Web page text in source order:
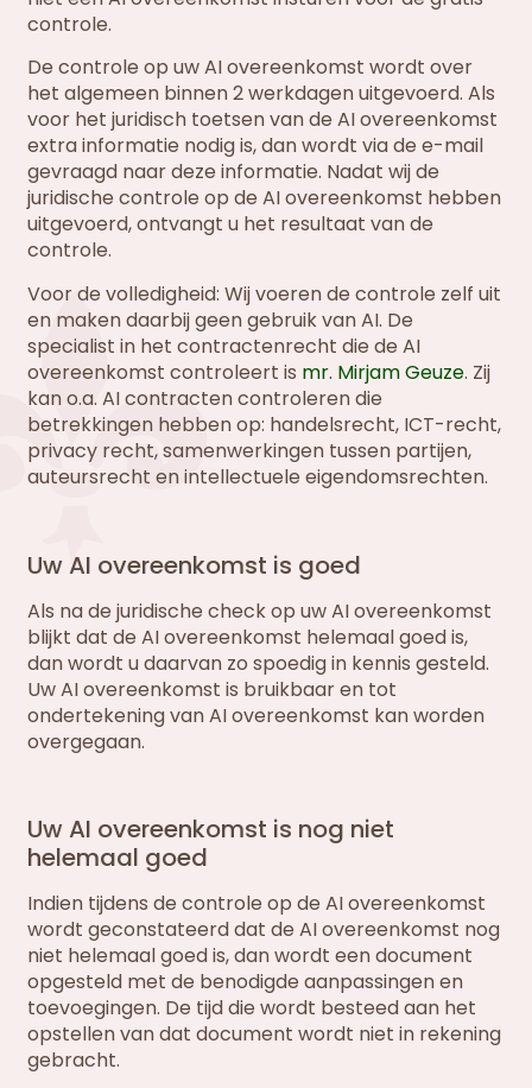
controle.
De controle op uw AI overeenkomst wordt over
het algemeen binnen 2 werkdagen uitgevoerd. Als
voor het juridisch toetsen van de AI overeenkomst
extra informatie nodig is, dan wordt via de e-mail
gevraagd naar deze informatie. Nadat wij de
juridische controle op de AI overeenkomst hebben
uitgevoerd, ontvangt u het resultaat van de
controle.
Voor de volledigheid: Wij voeren de controle zelf uit
en maken daarbij geen gebruik van AI. De
specialist in het contractenrecht die de AI
overeenkomst controleert is mr. Mirjam Geuze. Zij
kan o.a. AI contracten controleren die
betrekkingen hebben op: handelsrecht, ICT-recht,
privacy recht, samenwerkingen tussen partijen,
auteursrecht en intellectuele eigendomsrechten.
Uw AI overeenkomst is goed
Als na de juridische check op uw AI overeenkomst
blijkt dat de AI overeenkomst helemaal goed is,
dan wordt u daarvan zo spoedig in kennis gesteld.
Uw AI overeenkomst is bruikbaar en tot
ondertekening van AI overeenkomst kan worden
overgegaan.
Uw AI overeenkomst is nog niet
helemaal goed
Indien tijdens de controle op de AI overeenkomst
wordt geconstateerd dat de AI overeenkomst nog
niet helemaal goed is, dan wordt een document
opgesteld met de benodigde aanpassingen en
toevoegingen. De tijd die wordt besteed aan het
opstellen van dat document wordt niet in rekening
gebracht.